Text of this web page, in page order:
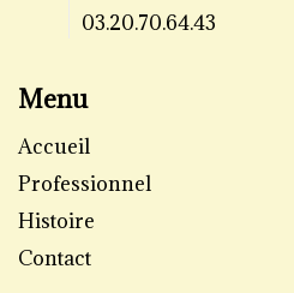
03.20.70.64.43
Menu
Accueil
Professionnel
Histoire
Contact